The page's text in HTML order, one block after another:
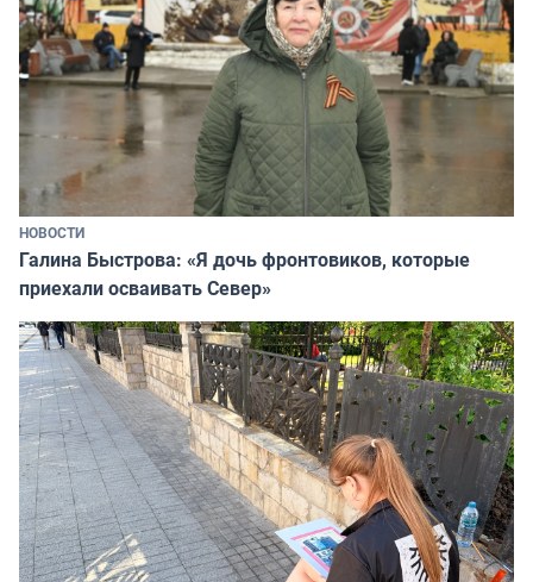
НОВОСТИ
Галина Быстрова: «Я дочь фронтовиков, которые
приехали осваивать Север»